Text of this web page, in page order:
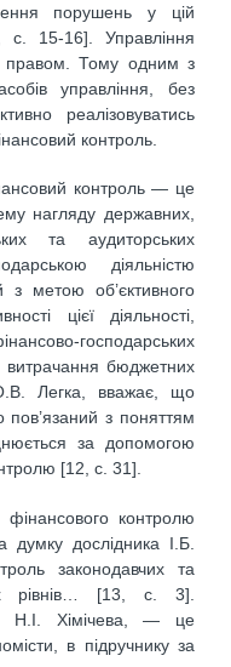
порушень у цій
с. 15-16]. Управління
правом. Тому одним з
управління, без
реалізовуватись
контроль.
контроль — це
нагляду державних,
та аудиторських
діяльністю
з метою об’єктивного
цієї діяльності,
господарських
бюджетних
Легка, вважає, що
з поняттям
за допомогою
[12, с. 31].
контролю
думку дослідника І.Б.
законодавчих та
рівнів… [13, с. 3].
Н.І. Хімічева, — це
в підручнику за